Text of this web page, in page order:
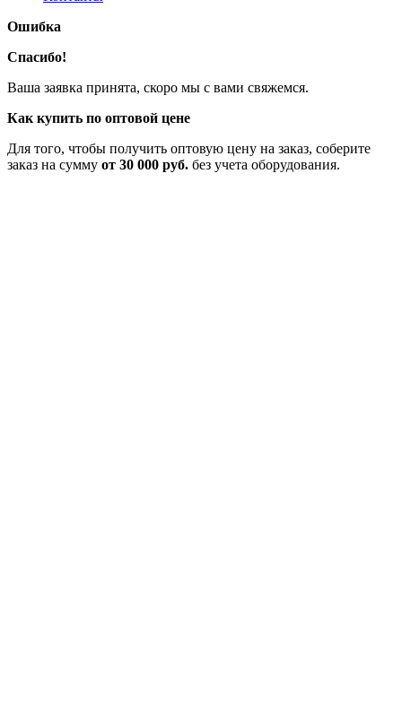
Ошибка
Спасибо!
Ваша заявка принята, скоро мы с вами свяжемся.
Как купить по оптовой цене
Для того, чтобы получить оптовую цену на заказ, соберите
заказ на сумму от 30 000 руб. без учета оборудования.